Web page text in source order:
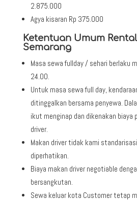
2.875.000
Agya kisaran Rp 375.000
Ketentuan Umum
Semarang
Masa sewa fullday / sehari berlaku
24.00.
Untuk masa sewa full day,
ditinggalkan bersama penyewa.
ikut menginap dan dikenakan biaya
driver.
Makan driver tidak kami
diperhatikan.
Biaya makan driver negotiable
bersangkutan.
Sewa keluar kota Customer tetap